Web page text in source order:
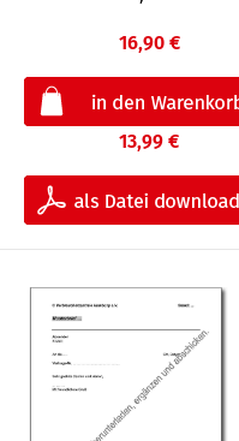
16,90 €
13,99 €